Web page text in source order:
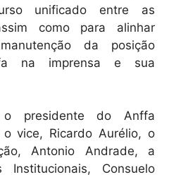
unificado entre as
como para alinhar
da posição
na imprensa e sua
o presidente do Anffa
vice, Ricardo Aurélio, o
Antonio Andrade, a
Consuelo